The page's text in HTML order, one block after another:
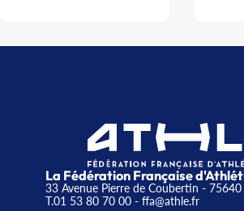
La Fédération Française
33 Avenue Pierre de Coubertin - 75640
T.01 53 80 70 00- ffa@athle.fr